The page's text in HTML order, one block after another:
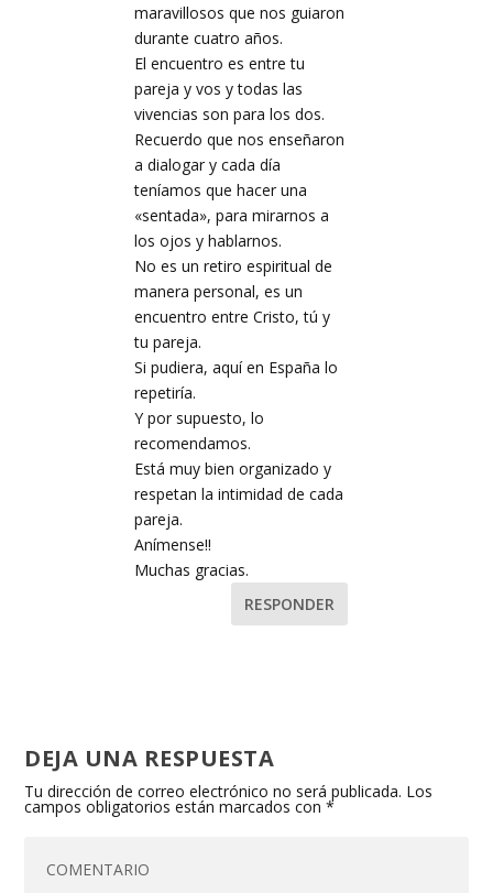
maravillosos que nos guiaron
durante cuatro años.
El encuentro es entre tu
pareja y vos y todas las
vivencias son para los dos.
Recuerdo que nos enseñaron
a dialogar y cada día
teníamos que hacer una
«sentada», para mirarnos a
los ojos y hablarnos.
No es un retiro espiritual de
manera personal, es un
encuentro entre Cristo, tú y
tu pareja.
Si pudiera, aquí en España lo
repetiría.
Y por supuesto, lo
recomendamos.
Está muy bien organizado y
respetan la intimidad de cada
pareja.
Anímense!!
Muchas gracias.
RESPONDER
DEJA UNA RESPUESTA
Tu dirección de correo electrónico no será publicada. Los
campos obligatorios están marcados con*